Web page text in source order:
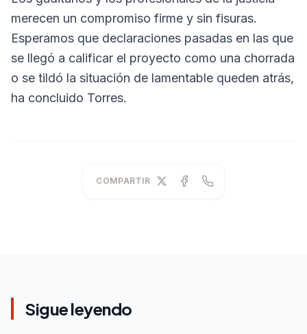
merecen un compromiso firme y sin fisuras.
Esperamos que declaraciones pasadas en las que
se llegó a calificar el proyecto como una chorrada
o se tildó la situación de lamentable queden atrás,
ha concluido Torres.
COMPARTIR
Sigue leyendo